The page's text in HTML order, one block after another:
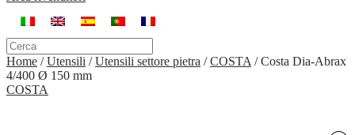
Home /Utensili /Utensili settore pietra /COSTA /Costa Dia-Abrax
4/400 Ø 150 mm
COSTA